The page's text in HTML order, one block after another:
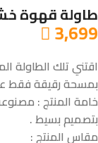
طاولة قهوة
 3,699
اقتني تلك الطاولة
بمسحة رقيقة فقط
خامة المنتج :
بتصميم بسيط .
مقاس المنتج :